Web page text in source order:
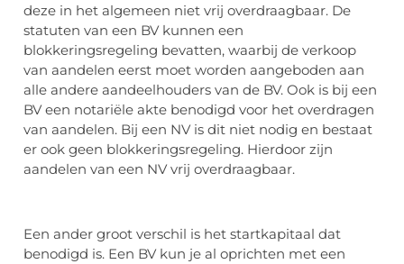
deze in het algemeen niet vrij overdraagbaar. De
statuten van een BV kunnen een
blokkeringsregeling bevatten, waarbij de verkoop
van aandelen eerst moet worden aangeboden aan
alle andere aandeelhouders van de BV. Ook is bij een
BV een notariële akte benodigd voor het overdragen
van aandelen. Bij een NV is dit niet nodig en bestaat
er ook geen blokkeringsregeling. Hierdoor zijn
aandelen van een NV vrij overdraagbaar.
Een ander groot verschil is het startkapitaal dat
benodigd is. Een BV kun je al oprichten met een